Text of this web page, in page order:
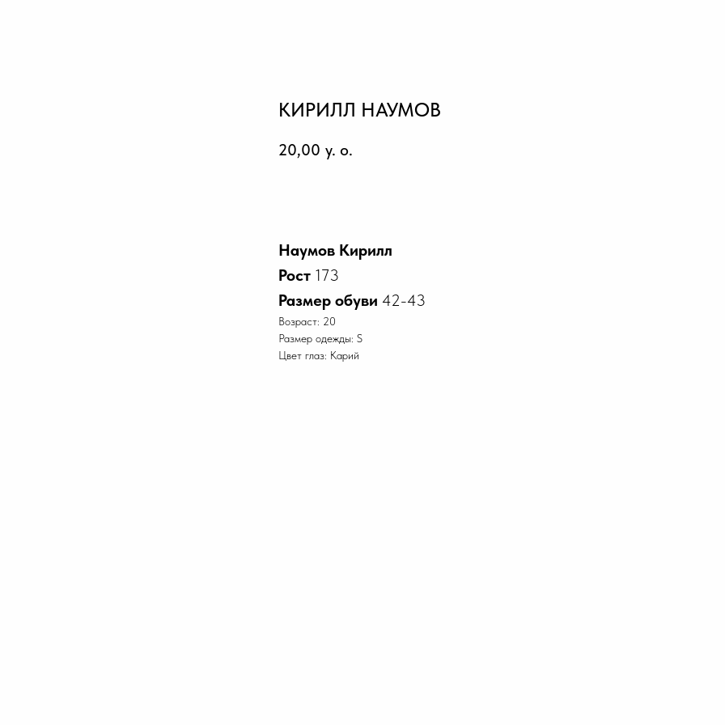
КИРИЛЛ НАУМОВ
20,00 y. o.
Наумов Кирилл
Рост 173
Размер обуви 42-43
Возраст: 20
Размер одежды: S
Цвет глаз: Карий